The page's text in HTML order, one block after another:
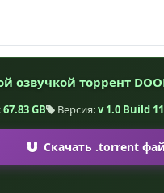
озвучкой торрент
67.83 GB Версия:v 1.0 Build
Скачать .torrent